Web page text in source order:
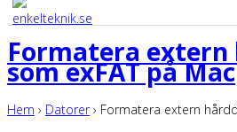
Formatera extern
som exFAT på Mac
Hem › Datorer › Formatera extern